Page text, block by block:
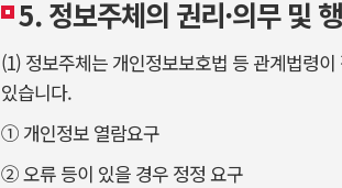
5. 정보주체의 권리·의무 및
(1) 정보주체는 개인정보보호법 등 관계법령
있습니다.
① 개인정보 열람요구
② 오류 등이 있을 경우 정정 요구